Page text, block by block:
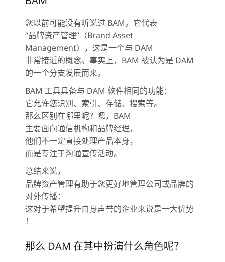
您以前可能没有听说过 BAM。它代表
“品牌资产管理”（Brand Asset
Management），这是一个与 DAM
非常接近的概念。事实上，BAM 被认为是 DAM
的一个分支发展而来。
BAM 工具具备与 DAM 软件相同的功能：
它允许您识别、索引、存储、搜索等。
那么区别在哪里呢？嗯，BAM
主要面向通信机构和品牌经理，
他们不一定直接处理产品本身，
而是专注于沟通宣传活动。
总结来说，
品牌资产管理有助于您更好地管理公司或品牌的
对外传播：
这对于希望提升自身声誉的企业来说是一大优势
！
那么 DAM 在其中扮演什么角色呢？